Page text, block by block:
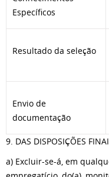
Específicos
Resultado da seleção
Envio de
documentação
9. DAS DISPOSIÇÕES
a) Excluir-se-á, em